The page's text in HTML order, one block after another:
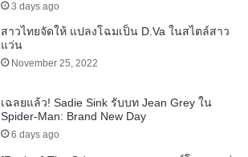
3 days ago
สาวไทยจัดให้ แปลงโฉมเป็น D.Va ในสไตล์สาว
แว่น
November 25, 2022
เฉลยแล้ว! Sadie Sink รับบท Jean Grey ใน
Spider-Man: Brand New Day
6 days ago